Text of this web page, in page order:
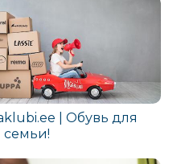
| Обувь для
семьи!